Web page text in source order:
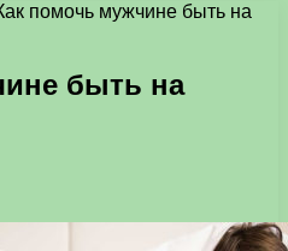
помочь мужчине быть на
быть на